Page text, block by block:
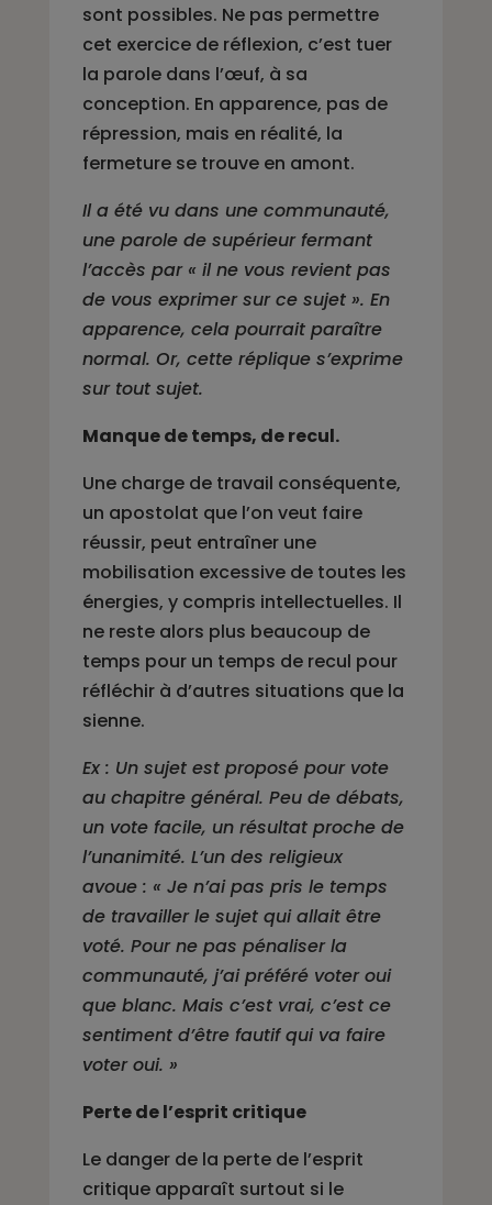
sont possibles. Ne pas permettre
cet exercice de réflexion, c’est tuer
la parole dans l’œuf, à sa
conception. En apparence, pas de
répression, mais en réalité, la
fermeture se trouve en amont.
Il a été vu dans une communauté,
une parole de supérieur fermant
l’accès par « il ne vous revient pas
de vous exprimer sur ce sujet ». En
apparence, cela pourrait paraître
normal. Or, cette réplique s’exprime
sur tout sujet.
Manque de temps, de recul.
Une charge de travail conséquente,
un apostolat que l’on veut faire
réussir, peut entraîner une
mobilisation excessive de toutes les
énergies, y compris intellectuelles. Il
ne reste alors plus beaucoup de
temps pour un temps de recul pour
réfléchir à d’autres situations que la
sienne.
Ex : Un sujet est proposé pour vote
au chapitre général. Peu de débats,
un vote facile, un résultat proche de
l’unanimité. L’un des religieux
avoue : « Je n’ai pas pris le temps
de travailler le sujet qui allait être
voté. Pour ne pas pénaliser la
communauté, j’ai préféré voter oui
que blanc. Mais c’est vrai, c’est ce
sentiment d’être fautif qui va faire
voter oui. »
Perte de l’esprit critique
Le danger de la perte de l’esprit
critique apparaît surtout si le